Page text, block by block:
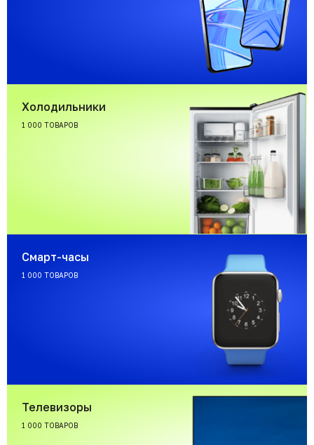
Холодильники
1 000 ТОВАРОВ
Смарт-часы
1 000 ТОВАРОВ
Телевизоры
1 000 ТОВАРОВ